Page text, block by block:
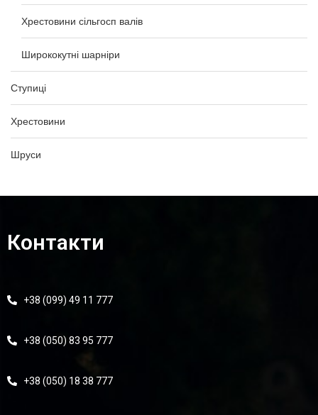
Хрестовини сільгосп валів
Ширококутні шарніри
Ступиці
Хрестовини
Шруси
Контакти
+38 (099) 49 11 777
+38 (050) 83 95 777
+38 (050) 18 38 777